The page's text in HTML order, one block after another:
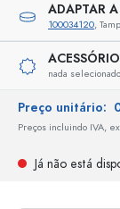
ADAPTAR
100034120,
nada selecionado
Preço unitário:
Preços incluindo IVA,
Já não está